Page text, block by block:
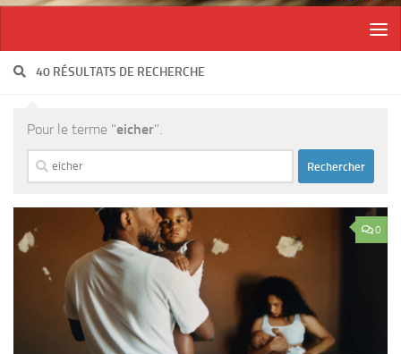
40 RÉSULTATS DE RECHERCHE
Pour le terme "eicher".
Rechercher :
0